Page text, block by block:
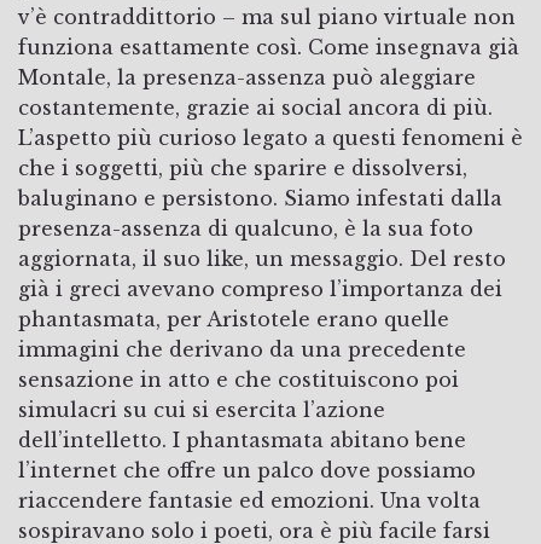
v’è contraddittorio – ma sul piano virtuale non
funziona esattamente così. Come insegnava già
Montale, la presenza-assenza può aleggiare
costantemente, grazie ai social ancora di più.
L’aspetto più curioso legato a questi fenomeni è
che i soggetti, più che sparire e dissolversi,
baluginano e persistono. Siamo infestati dalla
presenza-assenza di qualcuno, è la sua foto
aggiornata, il suo like, un messaggio. Del resto
già i greci avevano compreso l’importanza dei
phantasmata, per Aristotele erano quelle
immagini che derivano da una precedente
sensazione in atto e che costituiscono poi
simulacri su cui si esercita l’azione
dell’intelletto. I phantasmata abitano bene
l’internet che offre un palco dove possiamo
riaccendere fantasie ed emozioni. Una volta
sospiravano solo i poeti, ora è più facile farsi